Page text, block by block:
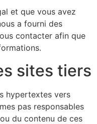
et que vous avez
a fourni des
contacter afin que
sites tiers
hypertextes vers
pas responsables
du contenu de ces